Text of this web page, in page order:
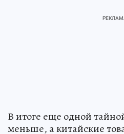
В итоге еще одной
меньше, а китайские